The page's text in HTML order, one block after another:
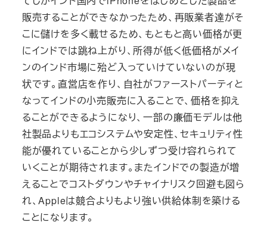
販売することができなかったため、再販業者達がそ
こに儲けを多く載せるため、もともと高い価格が更
にインドでは跳ね上がり、所得が低く低価格がメイ
ンのインド市場に殆ど入っていけていないのが現
状です。直営店を作り、自社がファーストパーティと
なってインドの小売販売に入ることで、価格を抑え
ることができるようになり、一部の廉価モデルは他
社製品よりもエコシステムや安定性、セキュリティ性
能が優れていることから少しずつ受け容れられて
いくことが期待されます。またインドでの製造が増
えることでコストダウンやチャイナリスク回避も図ら
れ、Appleは競合よりもより強い供給体制を築ける
ことになります。